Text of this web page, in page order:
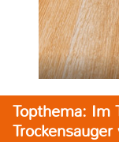
Topthema: Im